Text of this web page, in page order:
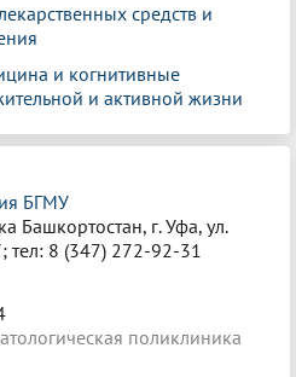
средств и
и когнитивные
и активной жизни
БГМУ
Башкортостан, г. Уфа, ул.
тел: 8 (347) 272-92-31
поликлиника